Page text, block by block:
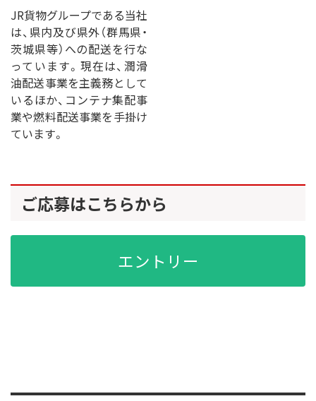
JR貨物グループである当社
は、県内及び県外（群馬県・
茨城県等）への配送を行な
っています。現在は、潤滑
油配送事業を主義務として
いるほか、コンテナ集配事
業や燃料配送事業を手掛け
ています。
ご応募はこちらから
エントリー